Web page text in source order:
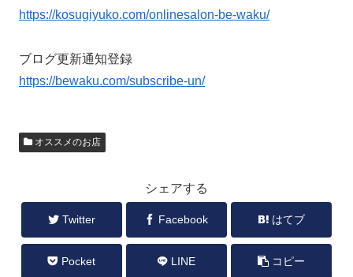
https://kosugiyuko.com/onlinesalon-be-waku/
ブログ更新通知登録
https://bewaku.com/subscribe-un/
オススメのお店
シェアする
Twitter Facebook はてブ
Pocket LINE コピー